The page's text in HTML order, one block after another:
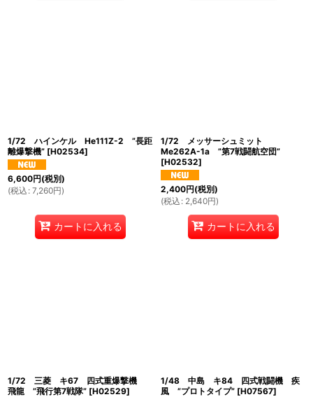
1/72 ハインケル He111Z-2 ”長距
離爆撃機” [H02534]
6,600円(税別)
(税込 : 7,260円)
カートに入れる
1/72 メッサーシュミット
Me262A-1a ”第7戦闘航空団”
[H02532]
2,400円(税別)
(税込 : 2,640円)
カートに入れる
1/72 三菱 キ67 四式重爆撃機
飛龍 ”飛行第7戦隊” [H02529]
1/48 中島 キ84 四式戦闘機 疾
風 ”プロトタイプ” [H07567]